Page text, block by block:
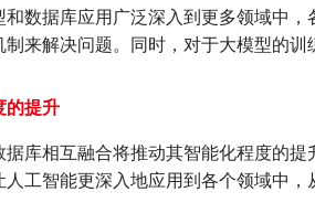
和数据库应用广泛深入到更多领域中
制来解决问题。同时，对于大模型的训
的提升
据库相互融合将推动其智能化程度的
人工智能更深入地应用到各个领域中，